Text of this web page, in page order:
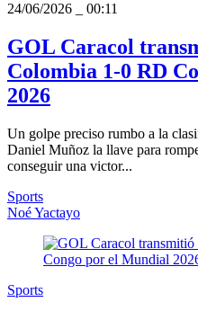
24/06/2026
00:11
GOL Caracol
Colombia 1-0 RD
2026
Un golpe preciso rumbo a la
Daniel Muñoz la llave para
conseguir una victor...
Sports
Noé Yactayo
Sports